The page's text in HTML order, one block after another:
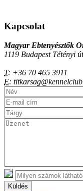
Kapcsolat
Magyar Ebtenyésztők
1119 Budapest Tétényi
T: +36 70 465 3911
E:
Küldés